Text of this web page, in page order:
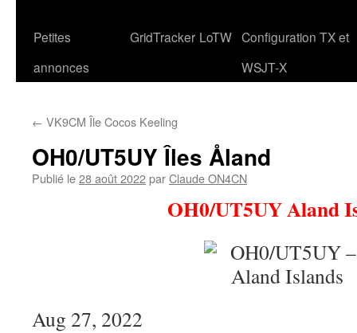
Petites
annonces
GridTracker LoTW Configuration TX et
WSJT-X
← VK9CM Île Cocos Keeling
OH0/UT5UY Îles Åland
Publié le28 août 2022parClaude ON4CN
OH0/UT5UY Aland
Aug 27, 2022